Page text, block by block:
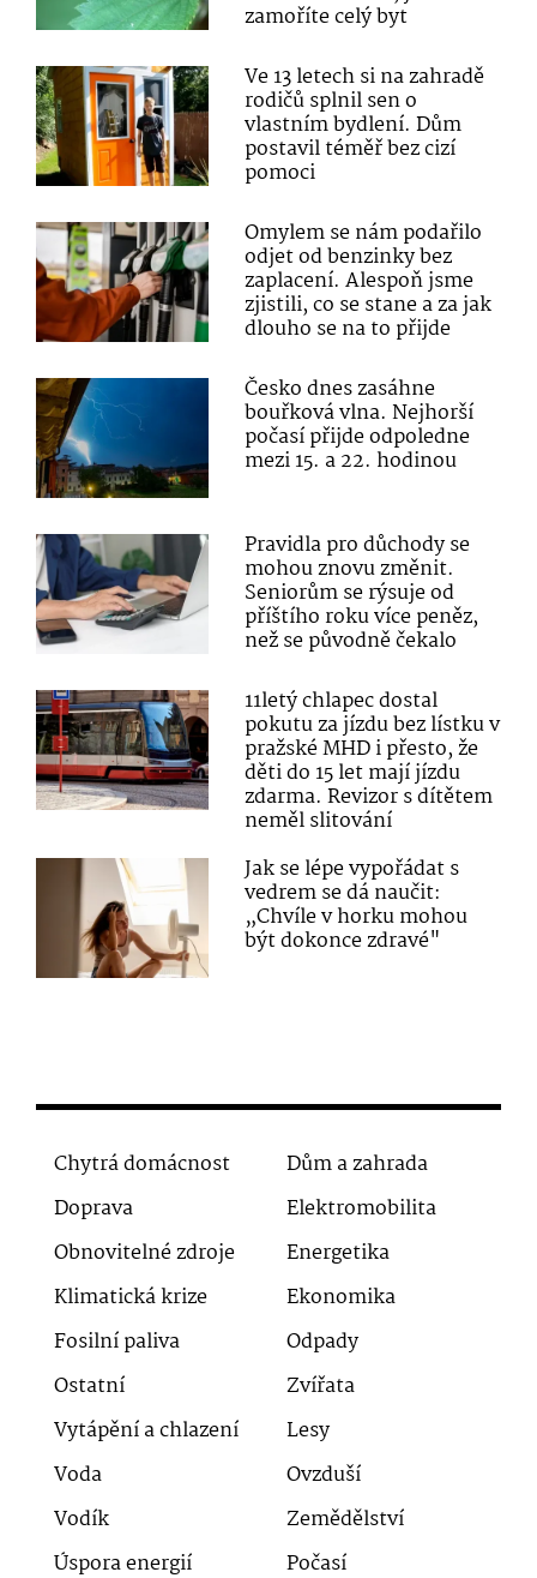
zamoříte celý byt
Ve 13 letech si na zahradě
rodičů splnil sen o
vlastním bydlení. Dům
postavil téměř bez cizí
pomoci
Omylem se nám podařilo
odjet od benzinky bez
zaplacení. Alespoň jsme
zjistili, co se stane a za jak
dlouho se na to přijde
Česko dnes zasáhne
bouřková vlna. Nejhorší
počasí přijde odpoledne
mezi 15. a 22. hodinou
Pravidla pro důchody se
mohou znovu změnit.
Seniorům se rýsuje od
příštího roku více peněz,
než se původně čekalo
11letý chlapec dostal
pokutu za jízdu bez lístku v
pražské MHD i přesto, že
děti do 15 let mají jízdu
zdarma. Revizor s dítětem
neměl slitování
Jak se lépe vypořádat s
vedrem se dá naučit:
„Chvíle v horku mohou
být dokonce zdravé"
Chytrá domácnost
Dům a zahrada
Doprava
Elektromobilita
Obnovitelné zdroje
Energetika
Klimatická krize
Ekonomika
Fosilní paliva
Odpady
Ostatní
Zvířata
Vytápění a chlazení
Lesy
Voda
Ovzduší
Vodík
Zemědělství
Úspora energií
Počasí